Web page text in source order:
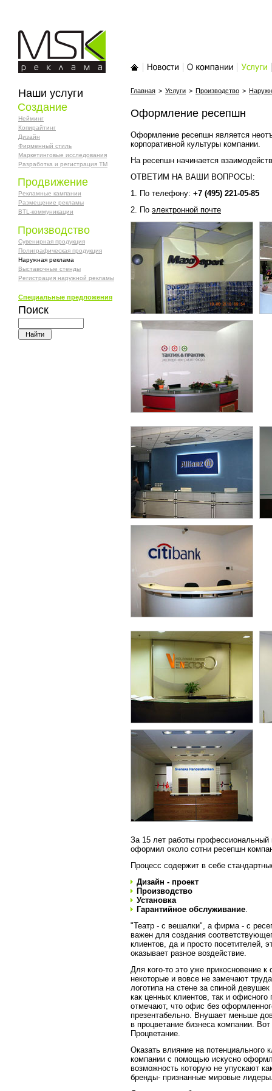
MSK-реклама
Главная > Услуги > Производство >
Оформление ресепшн
Оформление ресепшн является
корпоративной культуры компании.
На ресепшн начинается
ОТВЕТИМ НА ВАШИ ВОПРОСЫ:
1. По телефону: +7 (495) 221-05-85
2. По электронной почте
За 15 лет работы профессиональный
оформил около сотни ресепшн
Процесс содержит в себе
Дизайн - проект
Производство
Установка
Гарантийное обслуживание.
"Театр - с вешалки", а фирма - с
важен для создания
клиентов, да и просто посетителей,
оказывает разное воздействие.
Для кого-то это уже прикосновение
некоторые и вовсе не замечают
логотипа на стене за спиной
как ценных клиентов, так и офисного
отмечают, что офис без
презентабельно. Внушает меньше
в процветание бизнеса компании.
Процветание.
Оказать влияние на потенциального
компании с помощью искусно
возможность которую не упускают
бренды- признанные мировые
Наши услуги
Создание
Нейминг
Копирайтинг
Дизайн
Фирменный стиль
Маркетинговые исследования
Разработка и регистрация ТМ
Продвижение
Рекламные кампании
Размещение рекламы
BTL-коммуникации
Производство
Сувенирная продукция
Полиграфическая продукция
Наружная реклама
Выставочные стенды
Регистрация наружной рекламы
Специальные предложения
Поиск